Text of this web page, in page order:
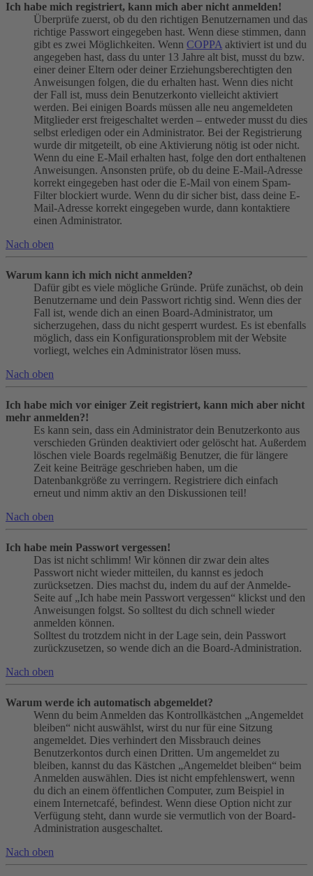
Ich habe mich registriert, kann mich aber nicht anmelden!
Überprüfe zuerst, ob du den richtigen Benutzernamen und das
richtige Passwort eingegeben hast. Wenn diese stimmen, dann
gibt es zwei Möglichkeiten. Wenn COPPA aktiviert ist und du
angegeben hast, dass du unter 13 Jahre alt bist, musst du bzw.
einer deiner Eltern oder deiner Erziehungsberechtigten den
Anweisungen folgen, die du erhalten hast. Wenn dies nicht
der Fall ist, muss dein Benutzerkonto vielleicht aktiviert
werden. Bei einigen Boards müssen alle neu angemeldeten
Mitglieder erst freigeschaltet werden – entweder musst du dies
selbst erledigen oder ein Administrator. Bei der Registrierung
wurde dir mitgeteilt, ob eine Aktivierung nötig ist oder nicht.
Wenn du eine E-Mail erhalten hast, folge den dort enthaltenen
Anweisungen. Ansonsten prüfe, ob du deine E-Mail-Adresse
korrekt eingegeben hast oder die E-Mail von einem Spam-
Filter blockiert wurde. Wenn du dir sicher bist, dass deine E-
Mail-Adresse korrekt eingegeben wurde, dann kontaktiere
einen Administrator.
Nach oben
Warum kann ich mich nicht anmelden?
Dafür gibt es viele mögliche Gründe. Prüfe zunächst, ob dein
Benutzername und dein Passwort richtig sind. Wenn dies der
Fall ist, wende dich an einen Board-Administrator, um
sicherzugehen, dass du nicht gesperrt wurdest. Es ist ebenfalls
möglich, dass ein Konfigurationsproblem mit der Website
vorliegt, welches ein Administrator lösen muss.
Nach oben
Ich habe mich vor einiger Zeit registriert, kann mich aber nicht
mehr anmelden?!
Es kann sein, dass ein Administrator dein Benutzerkonto aus
verschieden Gründen deaktiviert oder gelöscht hat. Außerdem
löschen viele Boards regelmäßig Benutzer, die für längere
Zeit keine Beiträge geschrieben haben, um die
Datenbankgröße zu verringern. Registriere dich einfach
erneut und nimm aktiv an den Diskussionen teil!
Nach oben
Ich habe mein Passwort vergessen!
Das ist nicht schlimm! Wir können dir zwar dein altes
Passwort nicht wieder mitteilen, du kannst es jedoch
zurücksetzen. Dies machst du, indem du auf der Anmelde-
Seite auf „Ich habe mein Passwort vergessen“ klickst und den
Anweisungen folgst. So solltest du dich schnell wieder
anmelden können.
Solltest du trotzdem nicht in der Lage sein, dein Passwort
zurückzusetzen, so wende dich an die Board-Administration.
Nach oben
Warum werde ich automatisch abgemeldet?
Wenn du beim Anmelden das Kontrollkästchen „Angemeldet
bleiben“ nicht auswählst, wirst du nur für eine Sitzung
angemeldet. Dies verhindert den Missbrauch deines
Benutzerkontos durch einen Dritten. Um angemeldet zu
bleiben, kannst du das Kästchen „Angemeldet bleiben“ beim
Anmelden auswählen. Dies ist nicht empfehlenswert, wenn
du dich an einem öffentlichen Computer, zum Beispiel in
einem Internetcafé, befindest. Wenn diese Option nicht zur
Verfügung steht, dann wurde sie vermutlich von der Board-
Administration ausgeschaltet.
Nach oben